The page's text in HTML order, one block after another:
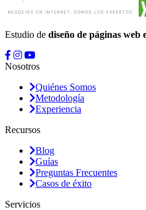
Estudio de diseño de páginas web
Nosotros
Quiénes Somos
Metodología
Experiencia
Recursos
Blog
Guías
Preguntas Frecuentes
Casos de éxito
Servicios